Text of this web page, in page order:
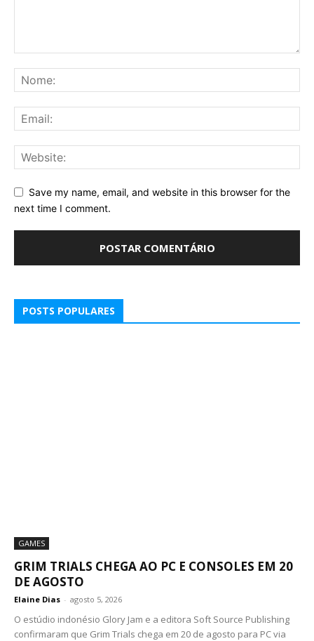
Save my name, email, and website in this browser for the
next time I comment.
POSTS POPULARES
GAMES
GRIM TRIALS CHEGA AO PC E CONSOLES EM 20
DE AGOSTO
Elaine Dias - agosto 5, 2026
O estúdio indonésio Glory Jam e a editora Soft Source Publishing
confirmaram que Grim Trials chega em 20 de agosto para PC via